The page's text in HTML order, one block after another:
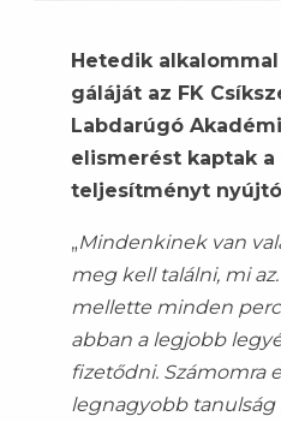
Hetedik
gáláját az FK
Labdarúgó
elismerést kaptak
teljesítményt
„Mindenkinek van
meg kell találni, mi
mellette minden
abban a legjobb
fizetődni. Számomra
legnagyobb tanulság